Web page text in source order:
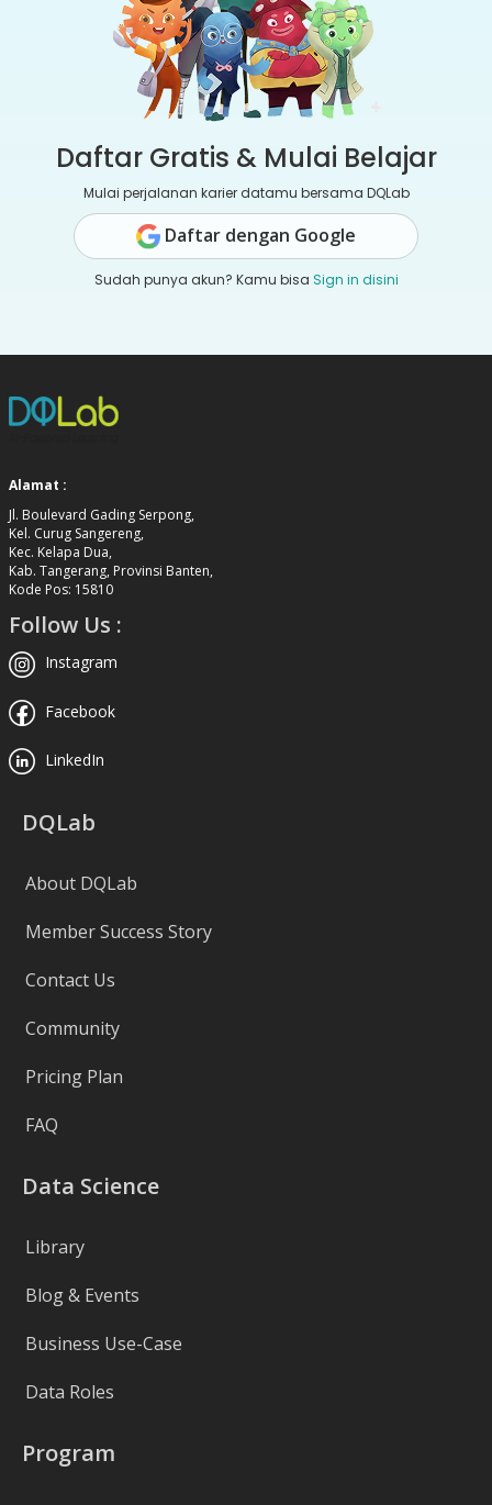
Daftar Gratis & Mulai Belajar
Mulai perjalanan karier datamu bersama DQLab
Daftar dengan Google
Sudah punya akun? Kamu bisa Sign in disini
Alamat :
Jl. Boulevard Gading Serpong,
Kel. Curug Sangereng,
Kec. Kelapa Dua,
Kab. Tangerang, Provinsi Banten,
Kode Pos: 15810
Follow Us :
Instagram
Facebook
LinkedIn
DQLab
About DQLab
Member Success Story
Contact Us
Community
Pricing Plan
FAQ
Data Science
Library
Blog & Events
Business Use-Case
Data Roles
Program